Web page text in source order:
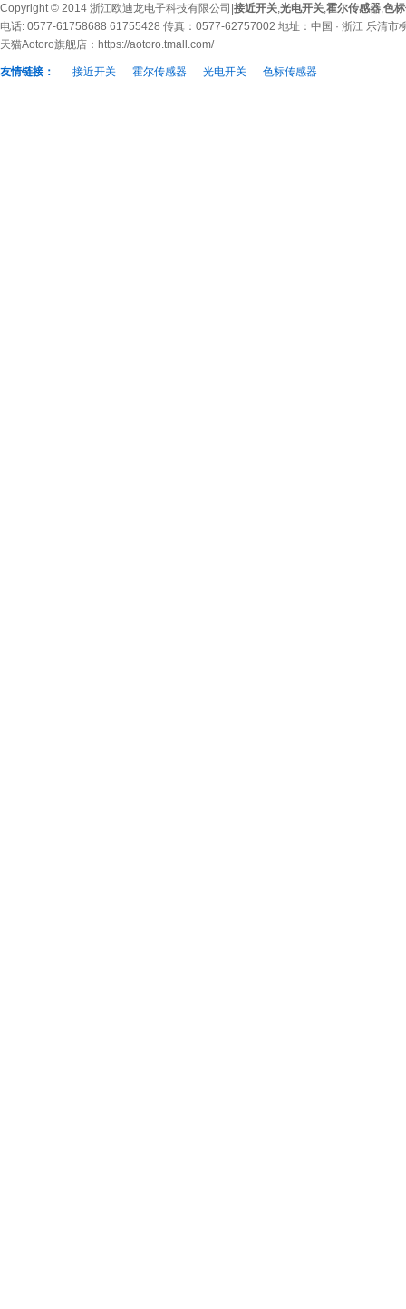
Copyright © 2014 浙江欧迪龙电子科技有限公司|接近开关,光电开关,霍尔传感器,色
电话: 0577-61758688 61755428 传真：0577-62757002 地址：中国 · 浙江 乐清市
天猫Aotoro旗舰店： https://aotoro.tmall.com/
友情链接： 接近开关 霍尔传感器 光电开关 色标传感器